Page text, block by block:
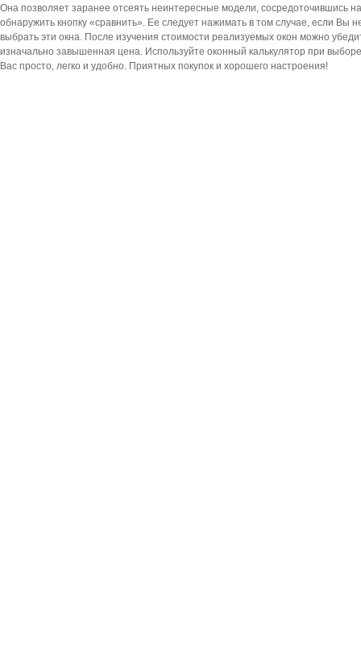
Она позволяет заранее отсеять неинтересные модели, сосредоточившись
обнаружить кнопку «сравнить». Ее следует нажимать в том случае, если
выбрать эти окна. После изучения стоимости реализуемых окон можно
изначально завышенная цена. Используйте оконный калькулятор при
Вас просто, легко и удобно. Приятных покупок и хорошего настроения!